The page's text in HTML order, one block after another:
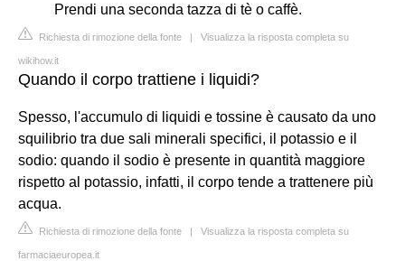
Prendi una seconda tazza di tè o caffè.
Richiesta di rimozione della fonte | Visualizza la risposta completa su
wikihow.it
Quando il corpo trattiene i liquidi?
Spesso, l'accumulo di liquidi e tossine è causato da uno
squilibrio tra due sali minerali specifici, il potassio e il
sodio: quando il sodio è presente in quantità maggiore
rispetto al potassio, infatti, il corpo tende a trattenere più
acqua.
Richiesta di rimozione della fonte | Visualizza la risposta completa su
farmaciaeuropea.it